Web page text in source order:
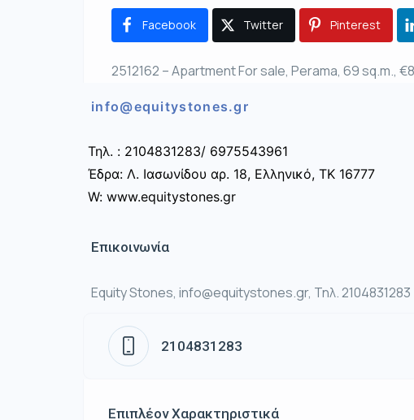
Facebook Twitter Pinterest
2512162 – Apartment For sale, Perama, 69 sq.m.,
info@equitystones.gr
Τηλ. : 2104831283/ 6975543961
Έδρα: Λ. Ιασωνίδου αρ. 18, Ελληνικό, ΤΚ 16777
W: www.equitystones.gr
Επικοινωνία
Equity Stones, info@equitystones.gr, Τηλ. 2104831283
2104831283
Επιπλέον Χαρακτηριστικά